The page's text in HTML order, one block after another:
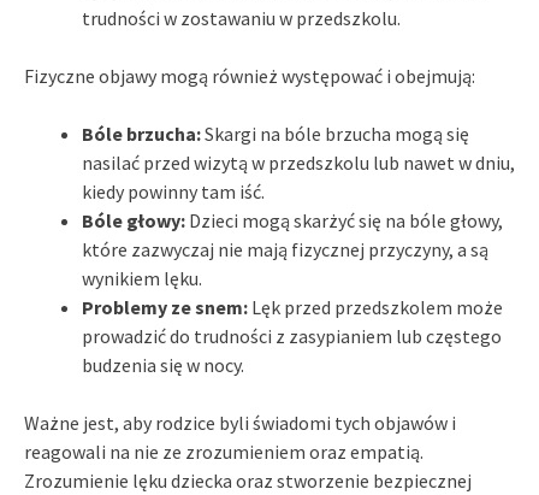
trudności w zostawaniu w przedszkolu.
Fizyczne objawy mogą również występować i obejmują:
Bóle brzucha:Skargi na bóle brzucha mogą się
nasilać przed wizytą w przedszkolu lub nawet w dniu,
kiedy powinny tam iść.
Bóle głowy: Dzieci mogą skarżyć się na bóle głowy,
które zazwyczaj nie mają fizycznej przyczyny, a są
wynikiem lęku.
Problemy ze snem: Lęk przed przedszkolem może
prowadzić do trudności z zasypianiem lub częstego
budzenia się w nocy.
Ważne jest, aby rodzice byli świadomi tych objawów i
reagowali na nie ze zrozumieniem oraz empatią.
Zrozumienie lęku dziecka oraz stworzenie bezpiecznej